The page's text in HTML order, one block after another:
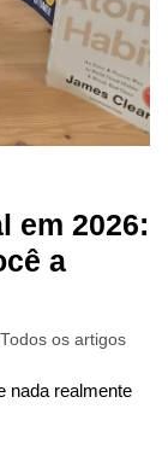
em 2026:
a
Todos os artigos
nada realmente